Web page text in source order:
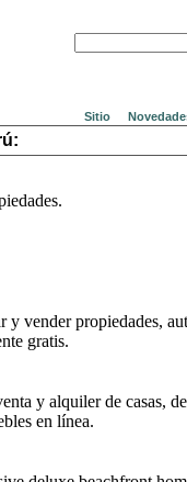
Sitio
y vender propiedades,
gratis.
y alquiler de casas,
en línea.